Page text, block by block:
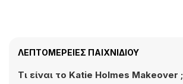
ΛΕΠΤΟΜΈΡΕΙΕΣ ΠΑΙΧΝΙΔΙΟΎ
Τι είναι το Katie Holmes Makeover ;